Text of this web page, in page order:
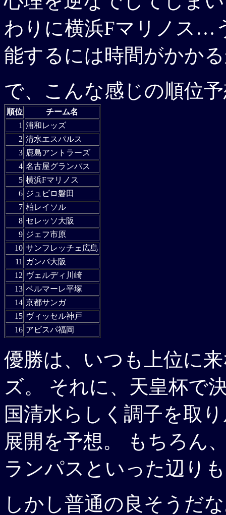
わりに横浜Fマリノス…
能するには時間がかか
で、こんな感じの順位
順位
チーム名
1 浦和レッズ
2 清水エスパルス
3 鹿島アントラーズ
4 名古屋グランパス
5 横浜Fマリノス
6 ジュビロ磐田
7 柏レイソル
8 セレッソ大阪
9 ジェフ市原
10 サンフレッチェ広島
11
ガンバ大阪
12 ヴェルディ川崎
13 ベルマーレ平塚
14 京都サンガ
15 ヴィッセル神戸
16 アビスパ福岡
優勝は、いつも上位に
ズ。 それに、天皇杯で
国清水らしく調子を取
展開を予想。 もちろん
ランパスといった辺り
しかし普通の良そうだ